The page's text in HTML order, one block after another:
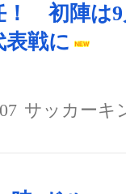
！ 初陣は9
表戦に
サッカーキ